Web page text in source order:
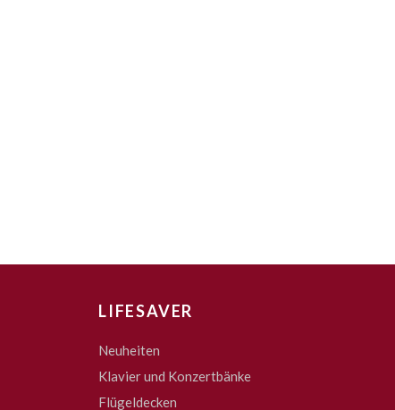
LIFESAVER
Neuheiten
Klavier und Konzertbänke
Flügeldecken